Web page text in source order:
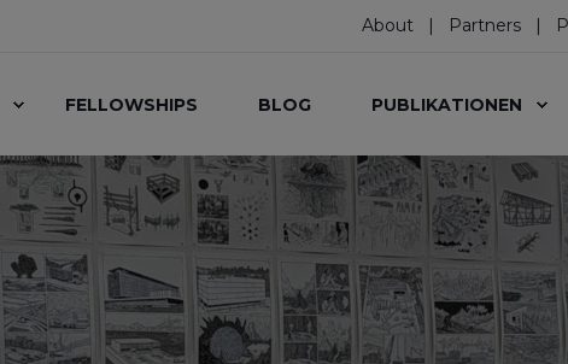
About Partners
FELLOWSHIPS BLOG PUBLIKATIONEN